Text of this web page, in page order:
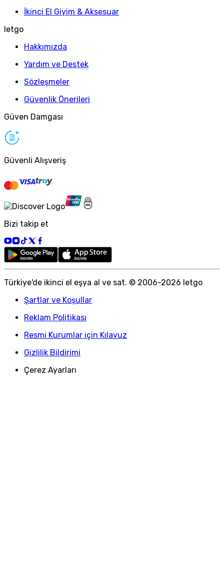
İkinci El Giyim & Aksesuar
letgo
Hakkımızda
Yardım ve Destek
Sözleşmeler
Güvenlik Önerileri
Güven Damgası
Güvenli Alışveriş
Bizi takip et
Türkiye'de ikinci el eşya al ve sat. © 2006-2026 letgo
Şartlar ve Koşullar
Reklam Politikası
Resmi Kurumlar için Kılavuz
Gizlilik Bildirimi
Çerez Ayarları